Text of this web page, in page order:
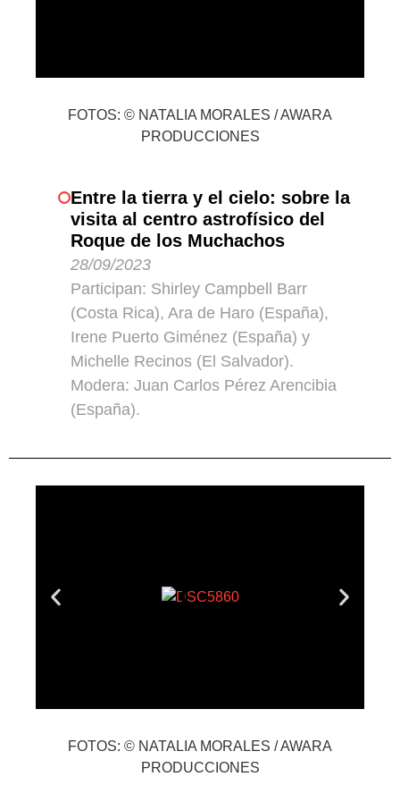
FOTOS: © NATALIA MORALES / AWARA
PRODUCCIONES
Entre la tierra y el cielo: sobre la
visita al centro astrofísico del
Roque de los Muchachos
28/09/2023
Participan: Shirley Campbell Barr
(Costa Rica), Ara de Haro (España),
Irene Puerto Giménez (España) y
Michelle Recinos (El Salvador).
Modera: Juan Carlos Pérez Arencibia
(España).
FOTOS: © NATALIA MORALES / AWARA
PRODUCCIONES